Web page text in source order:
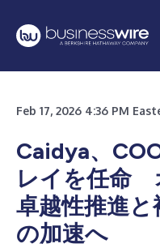
Feb 17, 2026 4:36 PM
Caidya、
レイを任命
卓越性推進
の加速へ